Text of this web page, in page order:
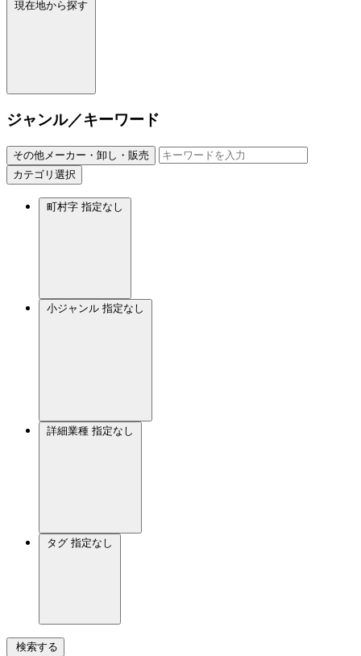
現在地から探す
ジャンル／キーワード
その他メーカー・卸し・販売
カテゴリ選択
町村字 指定なし
小ジャンル 指定なし
詳細業種 指定なし
タグ 指定なし
検索する